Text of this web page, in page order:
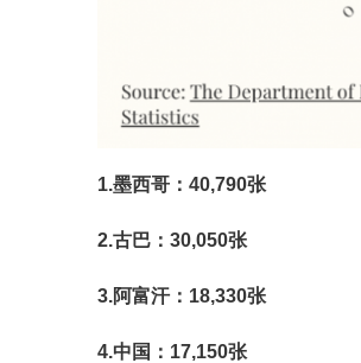
1.墨西哥：40,790张
2.古巴：30,050张
3.阿富汗：18,330张
4.中国：17,150张